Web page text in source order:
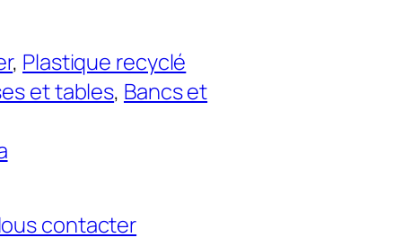
, Plastique recyclé
et tables, Bancs et
contacter